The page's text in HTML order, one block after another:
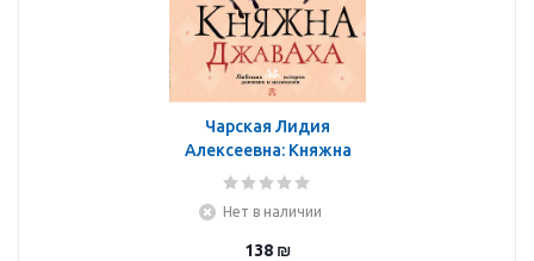
Чарская Лидия
Алексеевна: Княжна
Джаваха
Нет в наличии
138 ₪